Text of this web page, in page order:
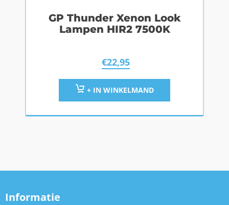
GP Thunder Xenon Look
Lampen HIR2 7500K
€22,95
+ IN WINKELMAND
Informatie